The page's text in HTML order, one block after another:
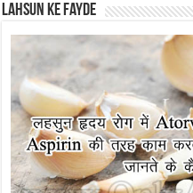
Lahsun ke fayde